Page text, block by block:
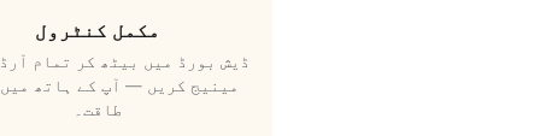
مکمل کنٹرول
ڈیش بورڈ میں بیٹھ کر تمام
مینیج کریں — آپ کے ہاتھ
طاقت۔